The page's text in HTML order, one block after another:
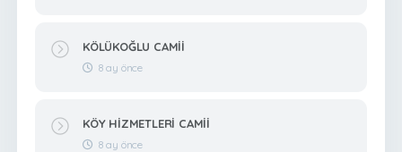
KÖLÜKOĞLU CAMİİ
8 ay önce
KÖY HİZMETLERİ CAMİİ
8 ay önce